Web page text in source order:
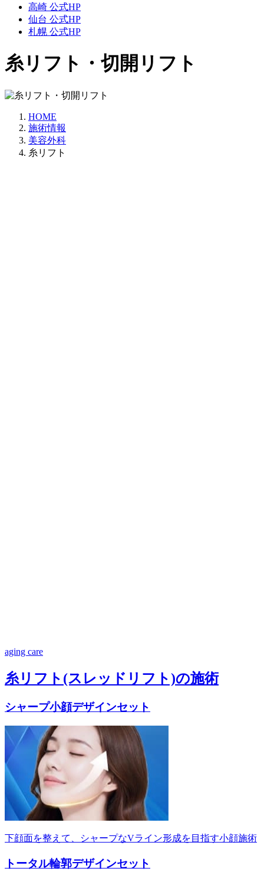
高崎 公式HP
仙台 公式HP
札幌 公式HP
糸リフト・切開リフト
HOME
施術情報
美容外科
糸リフト
aging care
糸リフト(スレッドリフト)の施術
シャープ小顔デザインセット
下顔面を整えて、シャープなVライン形成を目指す小顔施術
トータル輪郭デザインセット